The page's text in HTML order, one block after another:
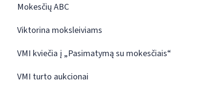
Mokesčių ABC
Viktorina moksleiviams
VMI kviečia į „Pasimatymą su mokesčiais“
VMI turto aukcionai